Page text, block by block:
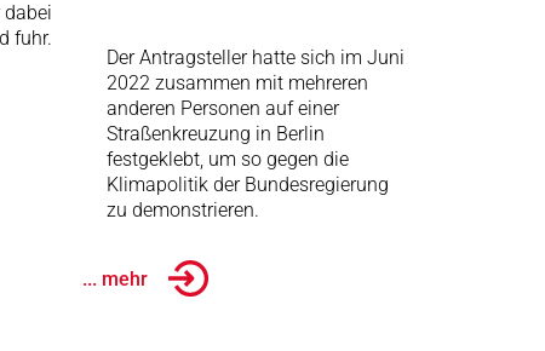
dabei
fuhr.
Der Antragsteller hatte sich im Juni
2022 zusammen mit mehreren
anderen Personen auf einer
Straßenkreuzung in Berlin
festgeklebt, um so gegen die
Klimapolitik der Bundesregierung
zu demonstrieren.
... mehr